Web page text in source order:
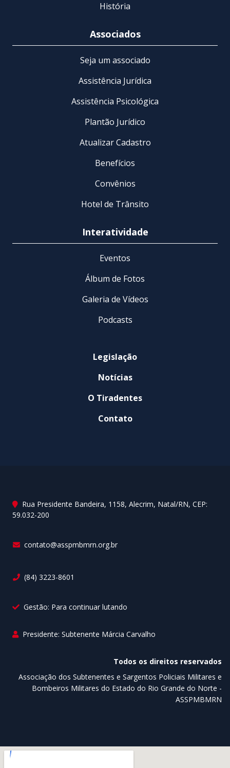
História
Associados
Seja um associado
Assistência Jurídica
Assistência Psicológica
Plantão Jurídico
Atualizar Cadastro
Benefícios
Convênios
Hotel de Trânsito
Interatividade
Eventos
Álbum de Fotos
Galeria de Vídeos
Podcasts
Legislação
Notícias
O Tiradentes
Contato
Rua Presidente Bandeira, 1158, Alecrim, Natal/RN, CEP:
59.032-200
contato@asspmbmrn.org.br
(84) 3223-8601
Gestão: Para continuar lutando
Presidente: Subtenente Márcia Carvalho
Todos os direitos reservados
Associação dos Subtenentes e Sargentos Policiais Militares e
Bombeiros Militares do Estado do Rio Grande do Norte -
ASSPMBMRN